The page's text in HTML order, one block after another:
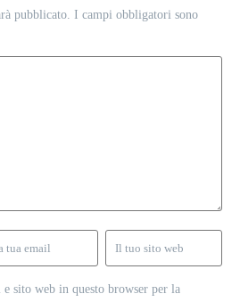
pubblicato. I campi obbligatori sono
sito web in questo browser per la